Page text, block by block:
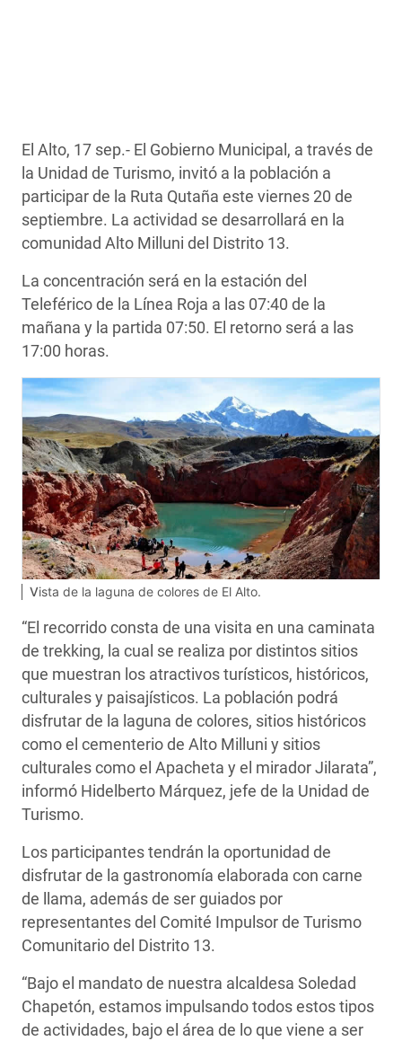
El Alto, 17 sep.- El Gobierno Municipal, a través de
la Unidad de Turismo, invitó a la población a
participar de la Ruta Qutaña este viernes 20 de
septiembre. La actividad se desarrollará en la
comunidad Alto Milluni del Distrito 13.
La concentración será en la estación del
Teleférico de la Línea Roja a las 07:40 de la
mañana y la partida 07:50. El retorno será a las
17:00 horas.
Vista de la laguna de colores de El Alto.
“El recorrido consta de una visita en una caminata
de trekking, la cual se realiza por distintos sitios
que muestran los atractivos turísticos, históricos,
culturales y paisajísticos. La población podrá
disfrutar de la laguna de colores, sitios históricos
como el cementerio de Alto Milluni y sitios
culturales como el Apacheta y el mirador Jilarata”,
informó Hidelberto Márquez, jefe de la Unidad de
Turismo.
Los participantes tendrán la oportunidad de
disfrutar de la gastronomía elaborada con carne
de llama, además de ser guiados por
representantes del Comité Impulsor de Turismo
Comunitario del Distrito 13.
“Bajo el mandato de nuestra alcaldesa Soledad
Chapetón, estamos impulsando todos estos tipos
de actividades, bajo el área de lo que viene a ser